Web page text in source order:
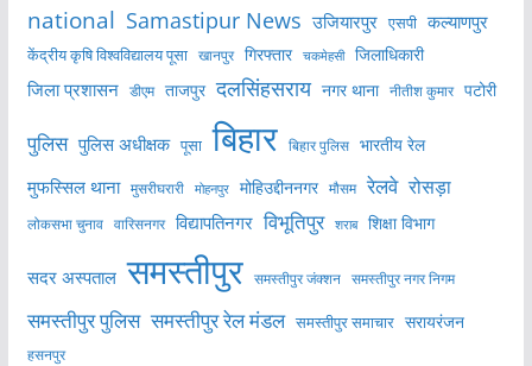
national Samastipur News उजियारपुर एसपी कल्याणपुर
केंद्रीय कृषि विश्वविद्यालय पूसा खानपुर गिरफ्तार चकमेहसी जिलाधिकारी
जिला प्रशासन डीएम ताजपुर दलसिंहसराय नगर थाना नीतीश कुमार पटोरी
पुलिस पुलिस अधीक्षक पूसा बिहार बिहार पुलिस भारतीय रेल
मुफस्सिल थाना मुसरीघरारी मोहनपुर मोहिउद्दीननगर मौसम रेलवे रोसड़ा
लोकसभा चुनाव वारिसनगर विद्यापतिनगर विभूतिपुर शराब शिक्षा विभाग
सदर अस्पताल समस्तीपुर समस्तीपुर जंक्शन समस्तीपुर नगर निगम
समस्तीपुर पुलिस समस्तीपुर रेल मंडल समस्तीपुर समाचार सरायरंजन
हसनपुर